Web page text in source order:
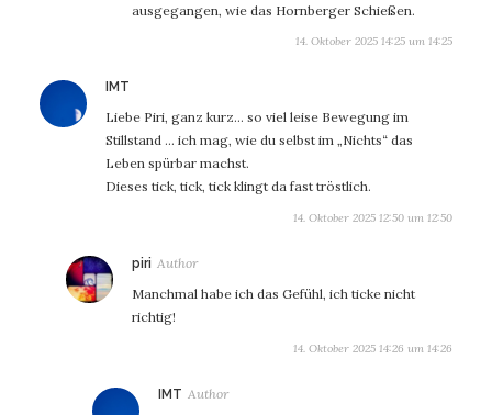
ausgegangen, wie das Hornberger Schießen.
14. Oktober 2025 14:25 um 14:25
IMT
Liebe Piri, ganz kurz… so viel leise Bewegung im
Stillstand … ich mag, wie du selbst im „Nichts“ das
Leben spürbar machst.
Dieses tick, tick, tick klingt da fast tröstlich.
14. Oktober 2025 12:50 um 12:50
piri sagt:
Manchmal habe ich das Gefühl, ich ticke nicht
richtig!
14. Oktober 2025 14:26 um 14:26
IMT sagt: